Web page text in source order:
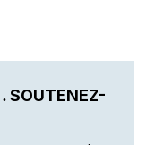
SOUTENEZ-